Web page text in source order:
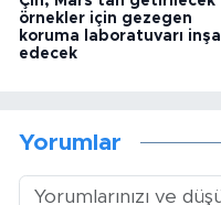
örnekler için gezegen
koruma laboratuvarı inşa
edecek
Yorumlar